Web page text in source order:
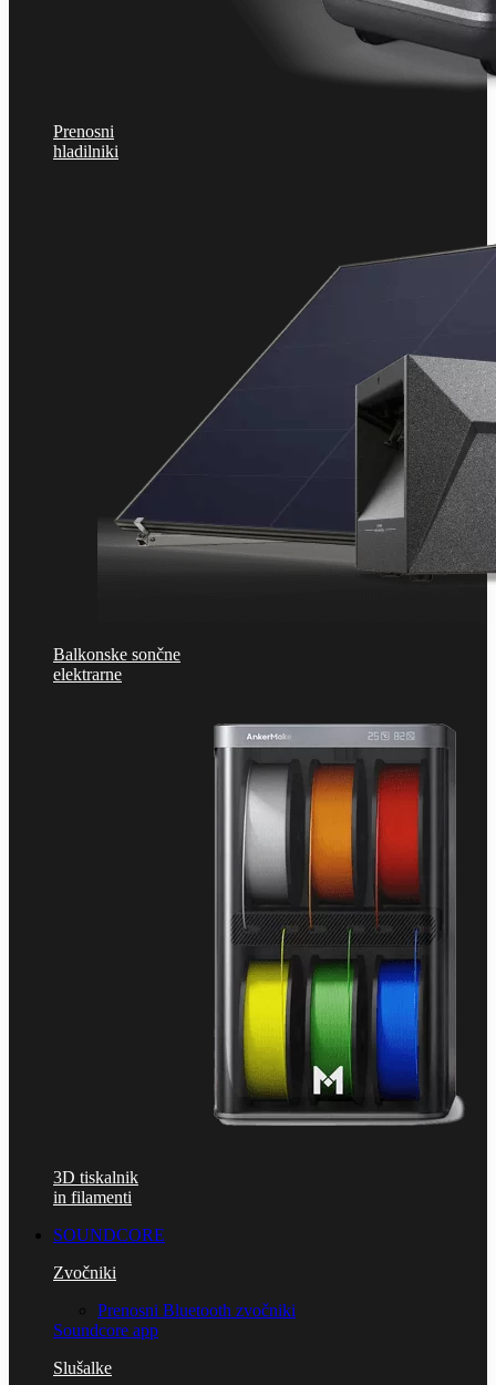
Prenosni
hladilniki
Balkonske sončne
elektrarne
3D tiskalnik
in filamenti
SOUNDCORE
Zvočniki
Prenosni Bluetooth zvočniki
Soundcore app
Slušalke